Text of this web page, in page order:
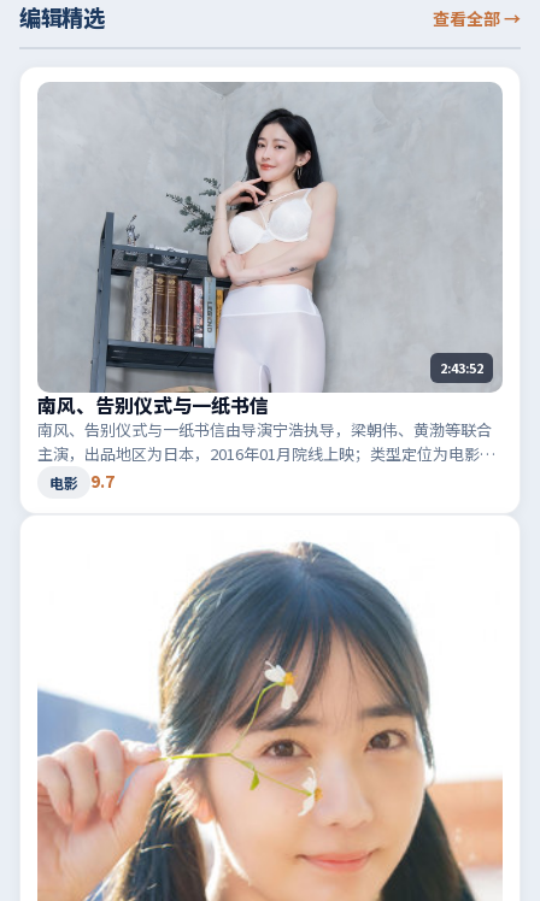
编辑精选 查看全部→
2:43:52
南风、告别仪式与一纸书信
南风、告别仪式与一纸书信由导演宁浩执导，梁朝伟、黄渤等联合
主演，出品地区为日本，2016年01月院线上映；类型定位为电影·
犯罪，黑白两道博弈。适合检索「日本犯罪」「2016高分电影」等
电影 9.7